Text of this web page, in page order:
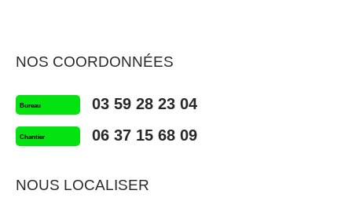
NOS COORDONNÉES
Bureau 03 59 28 23 04
Chantier 06 37 15 68 09
NOUS LOCALISER